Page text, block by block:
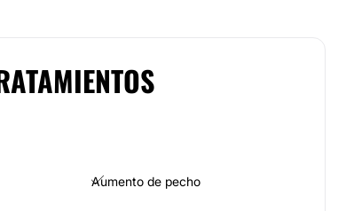
Aumento de pecho